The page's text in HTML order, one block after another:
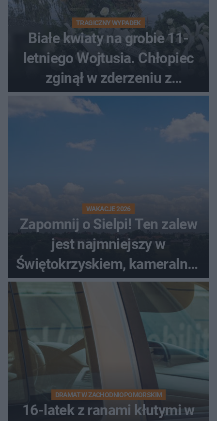
TRAGICZNY WYPADEK
Białe kwiaty na grobie 11-
letniego Wojtusia. Chłopiec
zginął w zderzeniu z
kombajnem
WAKACJE 2026
Zapomnij o Sielpi! Ten zalew
jest najmniejszy w
Świętokrzyskiem, kameralny i
bez tłumów
DRAMAT W ZACHODNIOPOMORSKIM
16-latek z ranami kłutymi w